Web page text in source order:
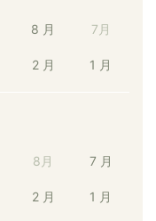
8 月 7月
2 月 1 月
8月 7 月
2 月 1 月